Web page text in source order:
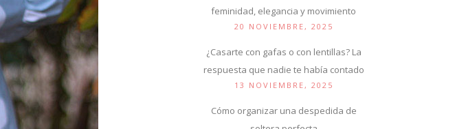
feminidad, elegancia y movimiento
20 NOVIEMBRE, 2025
¿Casarte con gafas o con lentillas? La
respuesta que nadie te había contado
13 NOVIEMBRE, 2025
Cómo organizar una despedida de